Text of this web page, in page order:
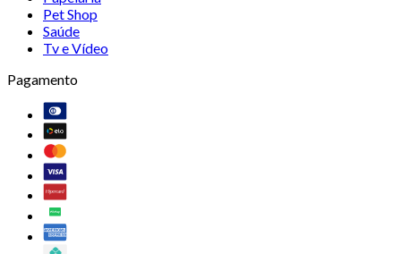
Pet Shop
Saúde
Tv e Vídeo
Pagamento